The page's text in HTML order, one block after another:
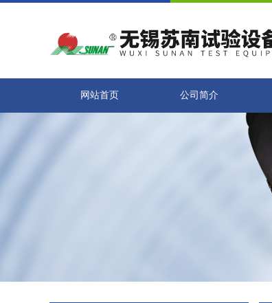
网站首页 公司简介